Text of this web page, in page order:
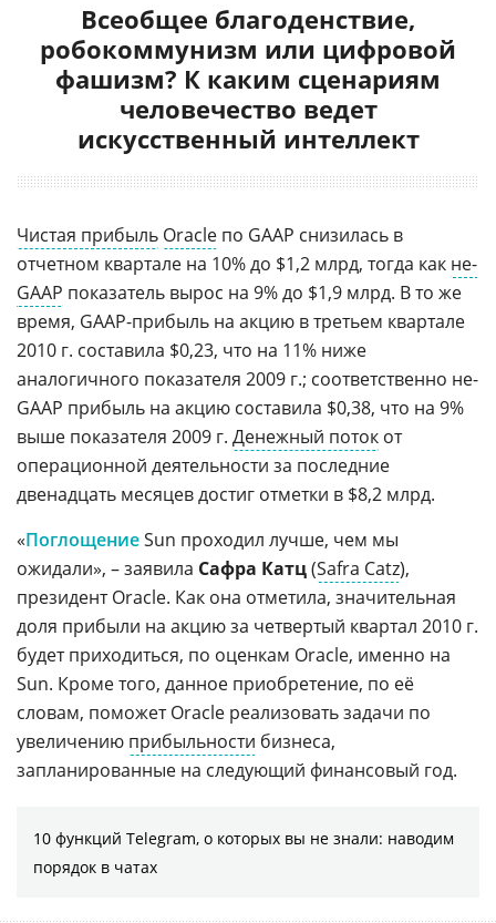
Всеобщее благоденствие,
робокоммунизм или цифровой
фашизм? К каким сценариям
человечество ведет
искусственный интеллект
Чистая прибыль Oracle по GAAP снизилась в
отчетном квартале на 10% до $1,2 млрд, тогда как не-
GAAP показатель вырос на 9% до $1,9 млрд. В то же
время, GAAP-прибыль на акцию в третьем квартале
2010 г. составила $0,23, что на 11% ниже
аналогичного показателя 2009 г.; соответственно не-
GAAP прибыль на акцию составила $0,38, что на 9%
выше показателя 2009 г. Денежный поток от
операционной деятельности за последние
двенадцать месяцев достиг отметки в $8,2 млрд.
«ПоглощениеSun проходил лучше, чем мы
ожидали», – заявила Сафра Катц(Safra Catz),
президент Oracle. Как она отметила, значительная
доля прибыли на акцию за четвертый квартал 2010 г.
будет приходиться, по оценкам Oracle, именно на
Sun. Кроме того, данное приобретение, по её
словам, поможет Oracle реализовать задачи по
увеличению прибыльности бизнеса,
запланированные на следующий финансовый год.
10 функций Telegram, о которых вы не знали: наводим
порядок в чатах